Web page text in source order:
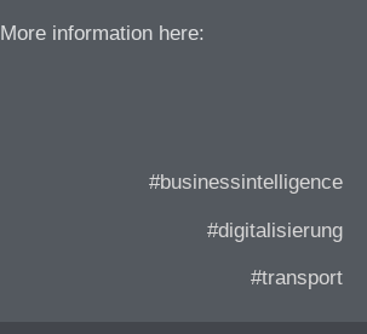
More information here:
#businessintelligence
#digitalisierung
#transport